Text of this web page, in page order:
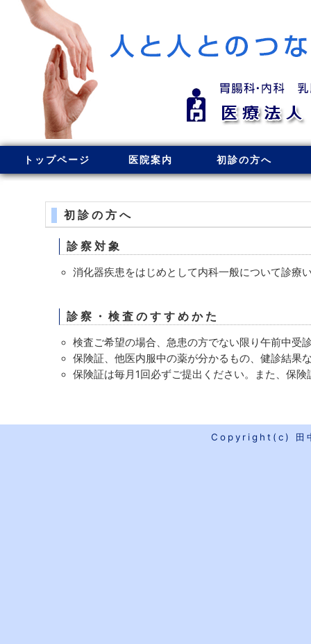
トップページ 医院案内 初診の方へ
初診の方へ
診察対象
消化器疾患をはじめとして内科一般について診療
診察・検査のすすめかた
検査ご希望の場合、急患の方でない限り午前中受
保険証、他医内服中の薬が分かるもの、健診結果
保険証は毎月1回必ずご提出ください。また、保
Copyright(c) 田